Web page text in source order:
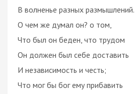
В волненье разных размышлений.
О чем же думал он? о том,
Что был он беден, что трудом
Он должен был себе доставить
И независимость и честь;
Что мог бы бог ему прибавить